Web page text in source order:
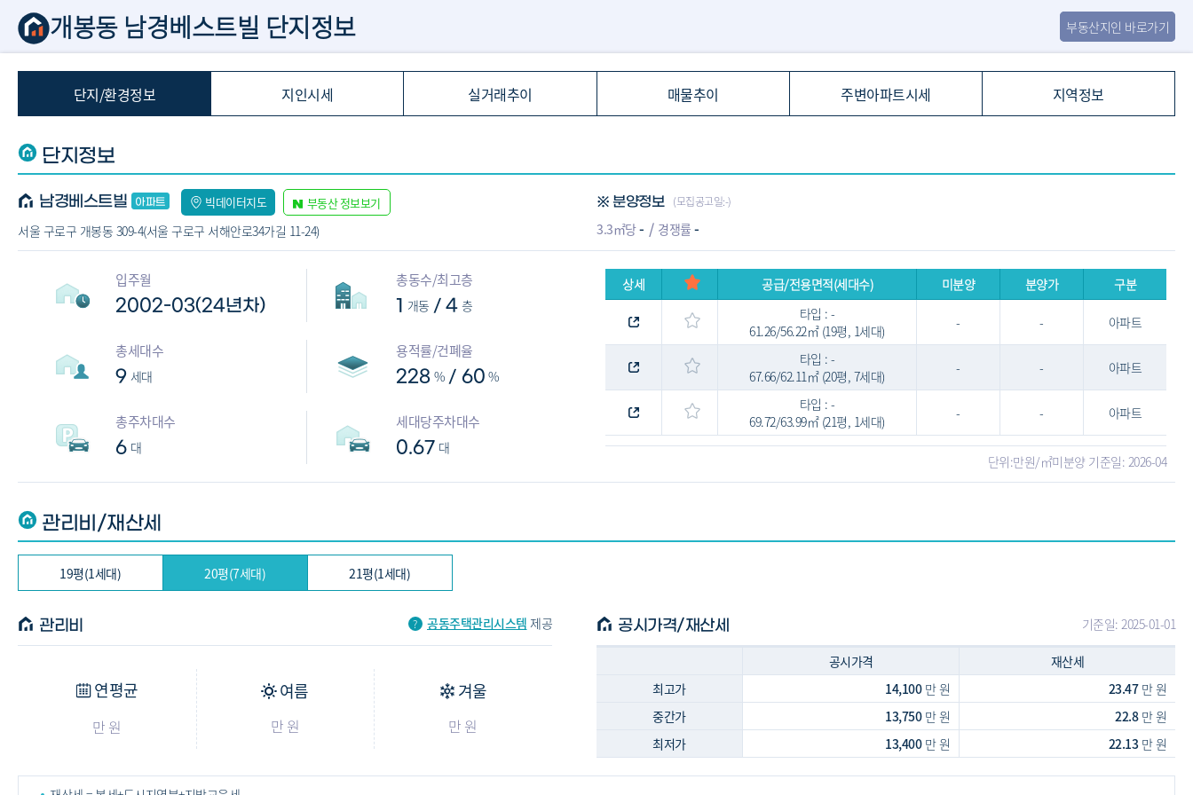
개봉동 남경베스트빌 단지정보 부동산지인 바로가기
단지/환경정보 지인시세 실거래추이 매물추이 주변아파트시세 지역정보
단지정보
남경베스트빌 빅데이터지도 부동산 정보보기
서울 구로구 개봉동 309-4(서울 구로구 서해안로34가길 11-24)
※ 분양정보 (모집공고일:-)
3.3㎡당- 경쟁률 -
입주월
2002-03(24년차)
총동수/최고층
1 개동 / 4 층
총세대수
9 세대
용적률/건폐율
228 % / 60 %
총주차대수
6 대
세대당주차대수
0.67 대
상세 공급/전용면적(세대수) 미분양 분양가
구분
타입 : -
61.26/56.22㎡ (19평, 1세대)
- - 아파트
타입 : -
67.66/62.11㎡ (20평, 7세대)
- - 아파트
타입 : -
69.72/63.99㎡ (21평, 1세대)
- - 아파트
단위:만원/㎡미분양 기준일: 2026-04
관리비/재산세
19평(1세대) 20평(7세대) 21평(1세대)
관리비 공동주택관리시스템 제공
연평균
만 원
여름
만 원
겨울
만 원
공시가격/재산세 기준일: 2025-01-01
공시가격
재산세
최고가
14,100만 원 23.47만 원
중간가
13,750만 원 22.8만 원
최저가
13,400만 원 22.13만 원